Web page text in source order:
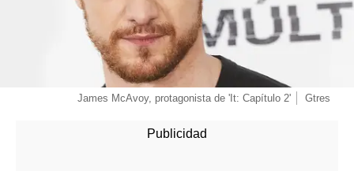
James McAvoy, protagonista de 'It: Capítulo 2' Gtres